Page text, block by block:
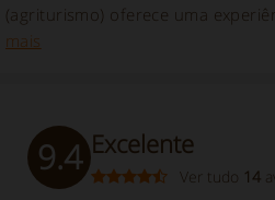
(agriturismo) oferece uma
mais
9.4 Excelente
Ver tudo 14